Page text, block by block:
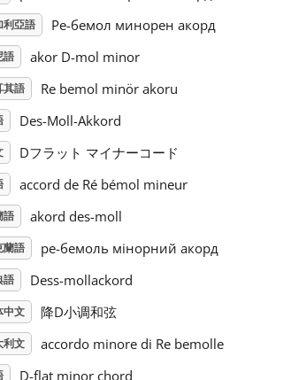
利亞語 Ре-бемол минорен акорд
語 akor D-mol minor
其語 Re bemol minör akoru
Des-Moll-Akkord
Dフラット マイナーコード
accord de Ré bémol mineur
語 akord des-moll
蘭語 ре-бемоль мінорний акорд
語 Dess-mollackord
中文 降D小调和弦
利文 accordo minore di Re bemolle
D-flat minor chord